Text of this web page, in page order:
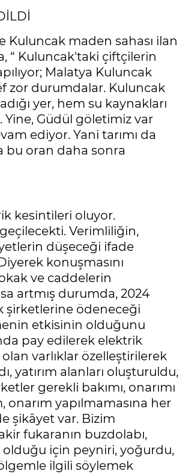
Kuluncak maden sahası ilan
“ Kuluncak'taki çiftçilerin
Malatya Kuluncak
zor durumdalar. Kuluncak
yer, hem su kaynakları
Yine, Güdül göletimiz var
ediyor. Yani tarımı da
bu oran daha sonra
kesintileri oluyor.
geçilecekti. Verimliliğin,
düşeceği ifade
konuşmasını
ve caddelerin
artmış durumda, 2024
şirketlerine ödeneceği
etkisinin olduğunu
pay edilerek elektrik
varlıklar özelleştirilerek
yatırım alanları oluşturuldu,
gerekli bakımı, onarımı
yapılmamasına her
şikâyet var. Bizim
fukaranın buzdolabı,
olduğu için peyniri, yoğurdu,
ilgili söylemek